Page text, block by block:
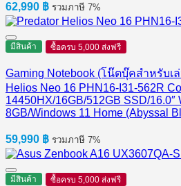
62,990 ฿ รวมภาษี 7%
มีสินค้า ซื้อครบ 5,000 ส่งฟรี
Gaming Notebook (โน๊ตบุ๊คสำหรับเ
Helios Neo 16 PHN16-I31-562R
14450HX/16GB/512GB SSD/16.0″
8GB/Windows 11 Home (Abyssal
59,990 ฿ รวมภาษี 7%
มีสินค้า ซื้อครบ 5,000 ส่งฟรี